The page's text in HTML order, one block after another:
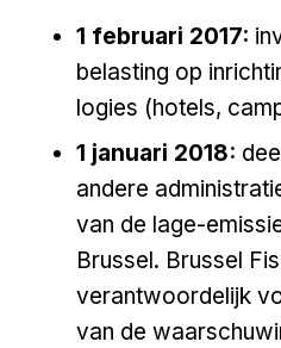
1 februari 2017:
belasting op
logies (hotels,
1 januari 2018:
andere
van de lage-
Brussel. Brussel
verantwoordelijk
van de